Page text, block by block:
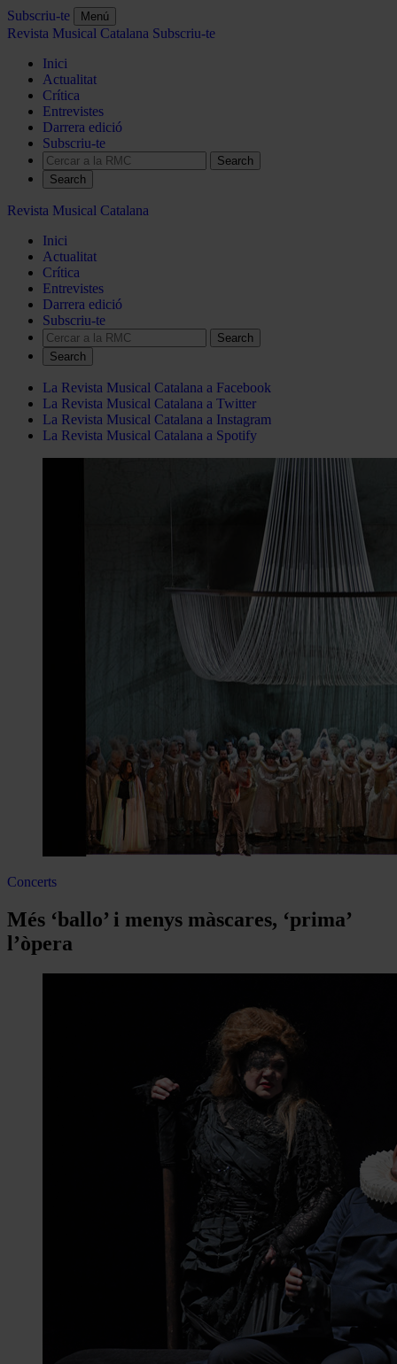
Subscriu-te Menú
Revista Musical Catalana Subscriu-te
Inici
Actualitat
Crítica
Entrevistes
Darrera edició
Subscriu-te
Search
Revista Musical Catalana
Inici
Actualitat
Crítica
Entrevistes
Darrera edició
Subscriu-te
Search
La Revista Musical Catalana a Facebook
La Revista Musical Catalana a Twitter
La Revista Musical Catalana a Instagram
La Revista Musical Catalana a Spotify
Concerts
Més ‘ballo’ i menys màscares, ‘prima’
l’òpera